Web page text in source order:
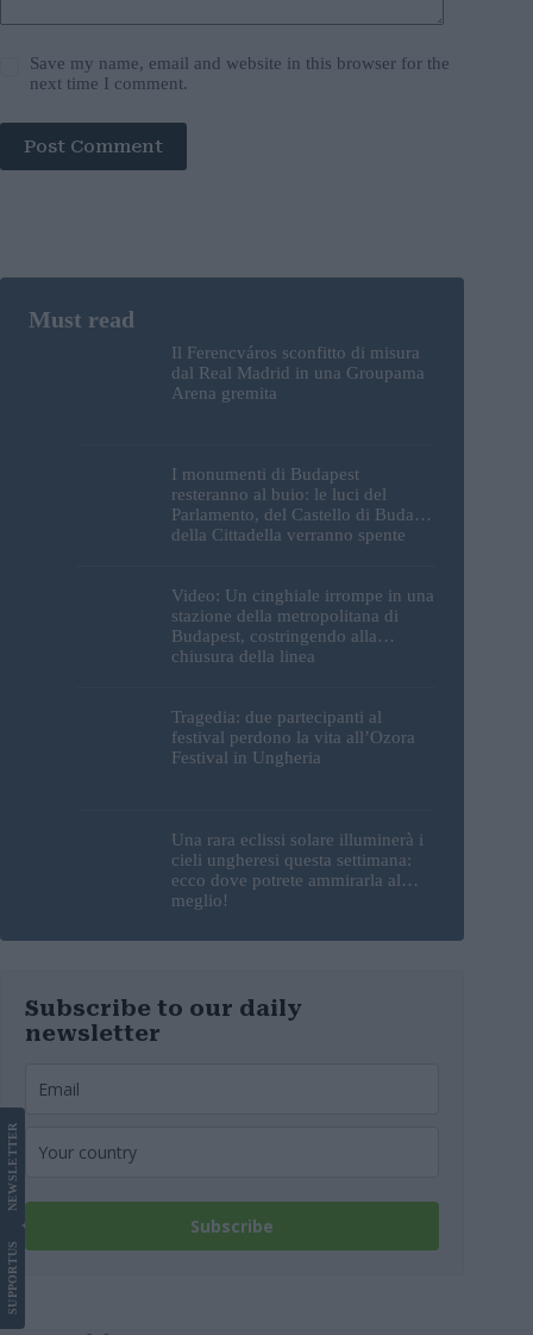
Save my name, email and website in this browser for the
next time I comment.
Post Comment
Il Ferencváros sconfitto di misura
dal Real Madrid in una Groupama
Arena gremita
I monumenti di Budapest
resteranno al buio: le luci del
Parlamento, del Castello di Buda e
della Cittadella verranno spente
Video: Un cinghiale irrompe in una
stazione della metropolitana di
Budapest, costringendo alla
chiusura della linea
Tragedia: due partecipanti al
festival perdono la vita all’Ozora
Festival in Ungheria
Una rara eclissi solare illuminerà i
cieli ungheresi questa settimana:
ecco dove potrete ammirarla al
meglio!
Subscribe to our daily
newsletter
Subscribe
SUPPORT
US
NEWS
LETTER